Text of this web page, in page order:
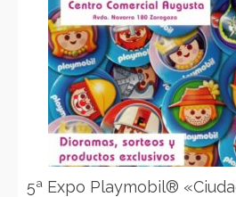
5ª Expo Playmobil®